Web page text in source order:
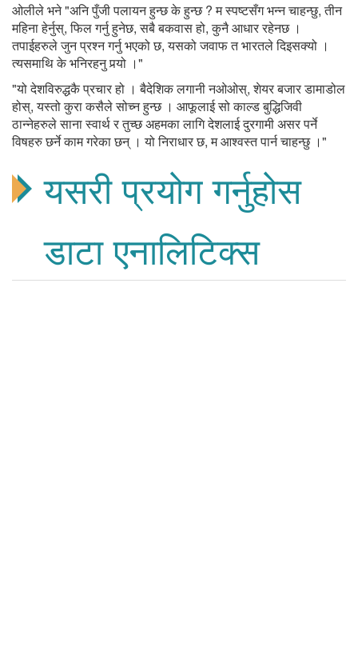
ओलीले भने "अनि पुँजी पलायन हुन्छ के हुन्छ ? म स्पष्टसँग भन्न चाहन्छु, तीन
महिना हेर्नुस्, फिल गर्नु हुनेछ, सबै बकवास हो, कुनै आधार रहेनछ ।
तपाईहरुले जुन प्रश्न गर्नु भएको छ, यसको जवाफ त भारतले दिइसक्यो ।
त्यसमाथि के भनिरहनु पर्‍यो ।"
"यो देशविरुद्धकै प्रचार हो । बैदेशिक लगानी नओओस्, शेयर बजार डामाडोल
होस्, यस्तो कुरा कसैले सोच्न हुन्छ । आफूलाई सो काल्ड बुद्धिजिवी
ठान्नेहरुले साना स्वार्थ र तुच्छ अहमका लागि देशलाई दुरगामी असर पर्ने
विषहरु छर्ने काम गरेका छन् । यो निराधार छ, म आश्वस्त पार्न चाहन्छु ।"
यसरी प्रयोग गर्नुहोस
डाटा एनालिटिक्स